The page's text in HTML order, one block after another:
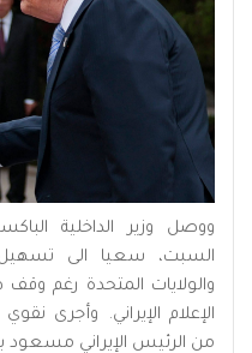
ووصل وزير الداخلية
السبت، سعيا الى تسهيل
والولايات المتحدة رغم
الإعلام الإيراني. وأجرى
من الرئيس الإيراني مسعود